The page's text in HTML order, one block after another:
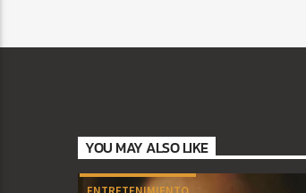
YOU MAY ALSO LIKE